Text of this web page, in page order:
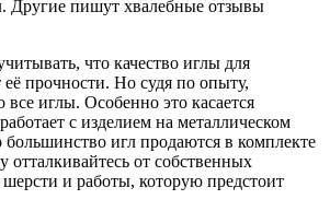
Другие пишут хвалебные отзывы
что качество иглы для
её прочности. Но судя по опыту,
иглы. Особенно это касается
с изделием на металлическом
большинство игл продаются в комплекте
от собственных
и работы, которую предстоит